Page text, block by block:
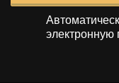
электронную